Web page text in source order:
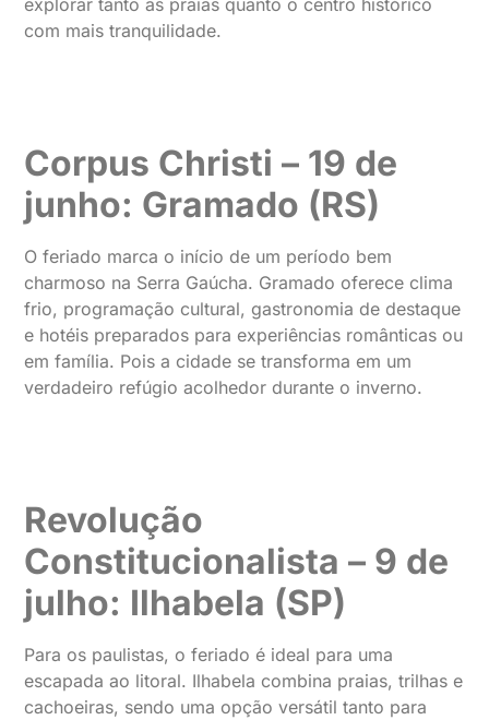
com mais tranquilidade.
Corpus Christi – 19 de
junho: Gramado (RS)
O feriado marca o início de um período bem
charmoso na Serra Gaúcha. Gramado oferece clima
frio, programação cultural, gastronomia de destaque
e hotéis preparados para experiências românticas ou
em família. Pois a cidade se transforma em um
verdadeiro refúgio acolhedor durante o inverno.
Revolução
Constitucionalista – 9 de
julho: Ilhabela (SP)
Para os paulistas, o feriado é ideal para uma
escapada ao litoral. Ilhabela combina praias, trilhas e
cachoeiras, sendo uma opção versátil tanto para